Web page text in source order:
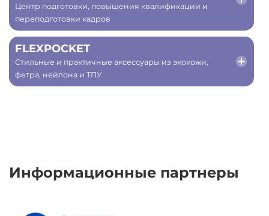
Центр подготовки, повышения квалификации и
переподготовки кадров
FLEXPOCKET
Стильные и практичные аксессуары из экокожи,
фетра, нейлона и ТПУ
Информационные партнеры